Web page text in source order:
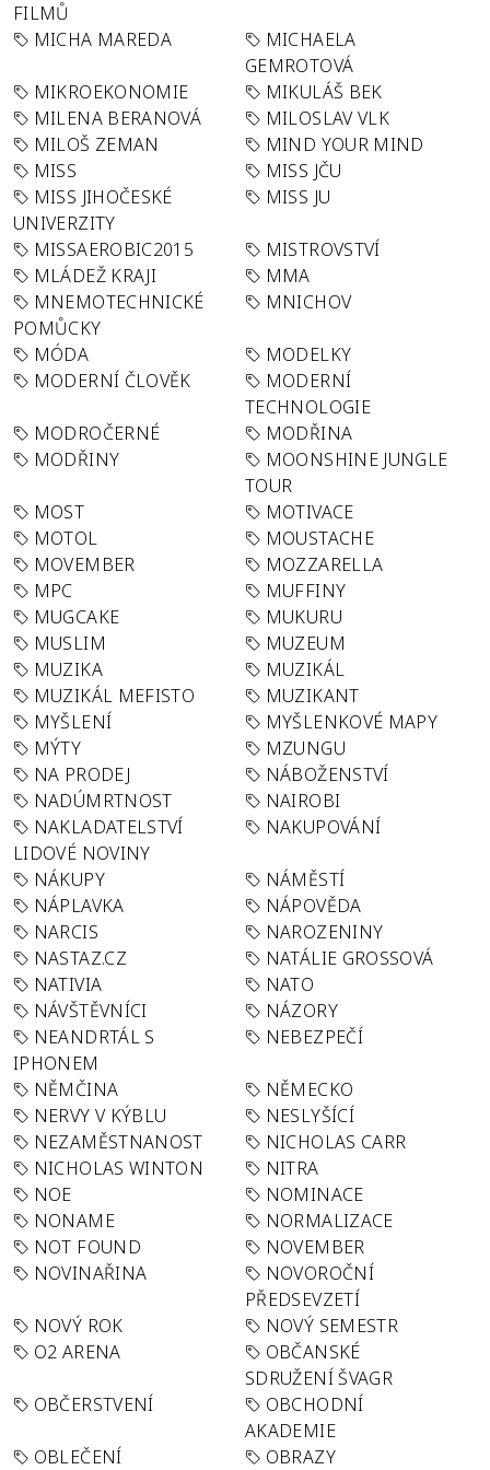
FILMŮ
MICHA MAREDA
MICHAELA
GEMROTOVÁ
MIKROEKONOMIE
MIKULÁŠ BEK
MILENA BERANOVÁ
MILOSLAV VLK
MILOŠ ZEMAN
MIND YOUR MIND
MISS
MISS JČU
MISS JIHOČESKÉ
UNIVERZITY
MISS JU
MISSAEROBIC2015
MISTROVSTVÍ
MLÁDEŽ KRAJI
MMA
MNEMOTECHNICKÉ
POMŮCKY
MNICHOV
MÓDA
MODELKY
MODERNÍ ČLOVĚK
MODERNÍ
TECHNOLOGIE
MODROČERNÉ
MODŘINA
MODŘINY
MOONSHINE JUNGLE
TOUR
MOST
MOTIVACE
MOTOL
MOUSTACHE
MOVEMBER
MOZZARELLA
MPC
MUFFINY
MUGCAKE
MUKURU
MUSLIM
MUZEUM
MUZIKA
MUZIKÁL
MUZIKÁL MEFISTO
MUZIKANT
MYŠLENÍ
MYŠLENKOVÉ MAPY
MÝTY
MZUNGU
NA PRODEJ
NÁBOŽENSTVÍ
NADÚMRTNOST
NAIROBI
NAKLADATELSTVÍ
LIDOVÉ NOVINY
NAKUPOVÁNÍ
NÁKUPY
NÁMĚSTÍ
NÁPLAVKA
NÁPOVĚDA
NARCIS
NAROZENINY
NASTAZ.CZ
NATÁLIE GROSSOVÁ
NATIVIA
NATO
NÁVŠTĚVNÍCI
NÁZORY
NEANDRTÁL S
IPHONEM
NEBEZPEČÍ
NĚMČINA
NĚMECKO
NERVY V KÝBLU
NESLYŠÍCÍ
NEZAMĚSTNANOST
NICHOLAS CARR
NICHOLAS WINTON
NITRA
NOE
NOMINACE
NONAME
NORMALIZACE
NOT FOUND
NOVEMBER
NOVINAŘINA
NOVOROČNÍ
PŘEDSEVZETÍ
NOVÝ ROK
NOVÝ SEMESTR
O2 ARENA
OBČANSKÉ
SDRUŽENÍ ŠVAGR
OBČERSTVENÍ
OBCHODNÍ
AKADEMIE
OBLEČENÍ
OBRAZY